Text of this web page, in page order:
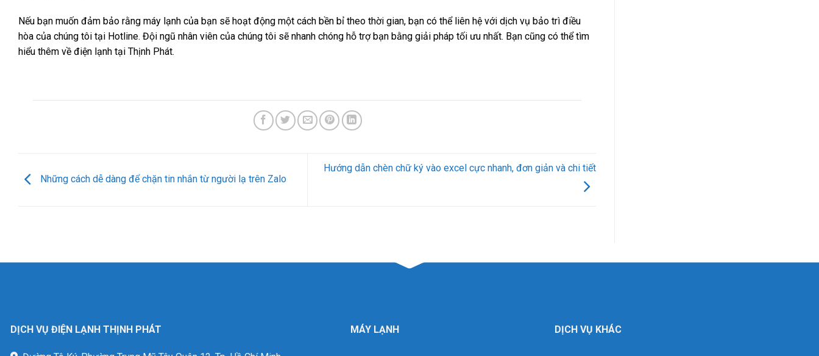
Nếu bạn muốn đảm bảo rằng máy lạnh của bạn sẽ hoạt động một cách bền bỉ theo thời gian, bạn có thể liên hệ với dịch vụ bảo trì điều
hòa của chúng tôi tại Hotline. Đội ngũ nhân viên của chúng tôi sẽ nhanh chóng hỗ trợ bạn bằng giải pháp tối ưu nhất. Bạn cũng có thể tìm
hiểu thêm về điện lạnh tại Thịnh Phát.
Những cách dễ dàng để chặn tin nhắn từ người lạ trên Zalo
Hướng dẫn chèn chữ ký vào excel cực nhanh, đơn giản và chi tiết
DỊCH VỤ ĐIỆN LẠNH THỊNH PHÁT MÁY LẠNH DỊCH VỤ KHÁC